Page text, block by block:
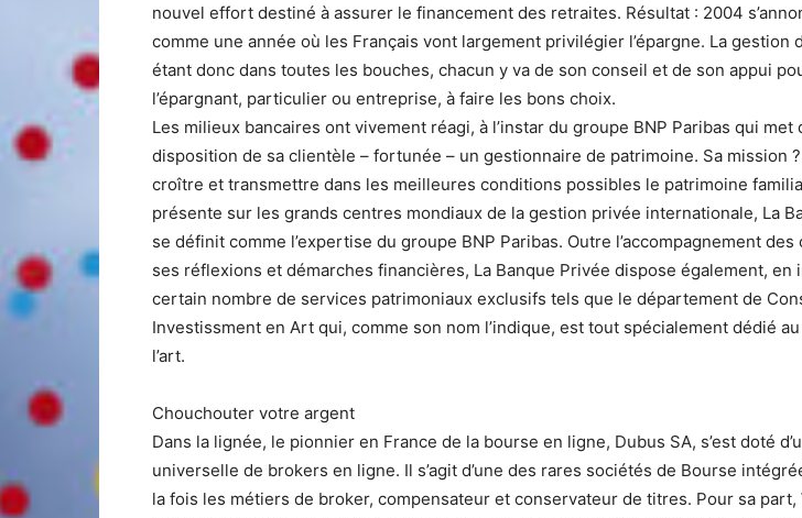
nouvel effort destiné à assurer le financement des retraites. Résultat : 2004
comme une année où les Français vont largement privilégier l’épargne. La gestion
étant donc dans toutes les bouches, chacun y va de son conseil et de son appui
l’épargnant, particulier ou entreprise, à faire les bons choix.
Les milieux bancaires ont vivement réagi, à l’instar du groupe BNP Paribas qui met
disposition de sa clientèle – fortunée – un gestionnaire de patrimoine. Sa mission
croître et transmettre dans les meilleures conditions possibles le patrimoine
présente sur les grands centres mondiaux de la gestion privée internationale, La
se définit comme l’expertise du groupe BNP Paribas. Outre l’accompagnement des
ses réflexions et démarches financières, La Banque Privée dispose également, en
certain nombre de services patrimoniaux exclusifs tels que le département de
Investissment en Art qui, comme son nom l’indique, est tout spécialement dédié
l’art.
Chouchouter votre argent
Dans la lignée, le pionnier en France de la bourse en ligne, Dubus SA, s’est doté
universelle de brokers en ligne. Il s’agit d’une des rares sociétés de Bourse
la fois les métiers de broker, compensateur et conservateur de titres. Pour sa part,